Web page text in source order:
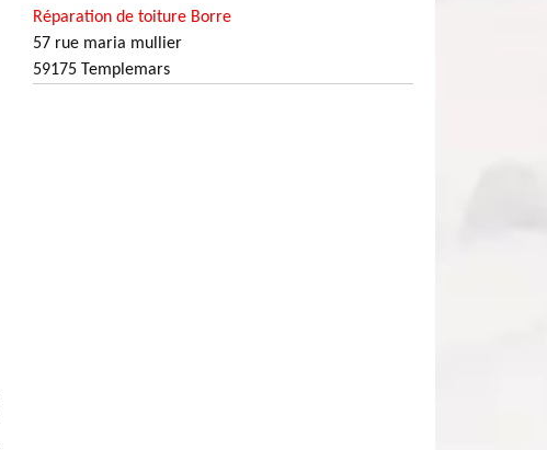
Réparation de toiture Borre
57 rue maria mullier
59175 Templemars